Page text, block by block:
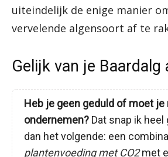
uiteindelijk de enige manier
vervelende algensoort af te
Gelijk van je Baardalg
Heb je geen geduld of moet
ondernemen? Dat snap ik heel
dan het volgende: een
plantenvoeding met CO2met